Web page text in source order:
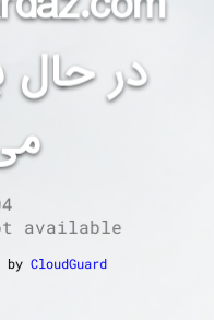
در حال
available
byCloudGuard